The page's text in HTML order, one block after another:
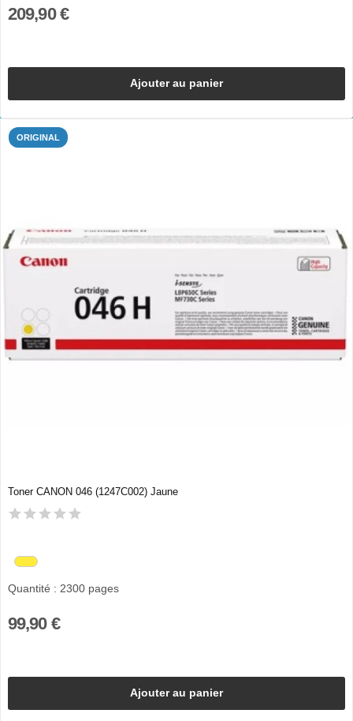
209,90 €
Ajouter au panier
ORIGINAL
Toner CANON 046 (1247C002) Jaune
Quantité : 2300 pages
99,90 €
Ajouter au panier